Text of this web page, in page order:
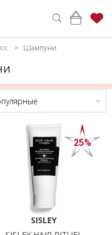
Шампуни
25%
SISLEY